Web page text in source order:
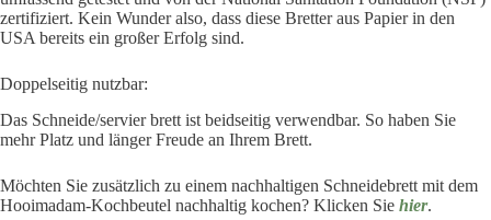
zertifiziert. Kein Wunder also, dass diese Bretter aus Papier in den
USA bereits ein großer Erfolg sind.
Doppelseitig nutzbar:
Das Schneide/servier brett ist beidseitig verwendbar. So haben Sie
mehr Platz und länger Freude an Ihrem Brett.
Möchten Sie zusätzlich zu einem nachhaltigen Schneidebrett mit dem
Hooimadam-Kochbeutel nachhaltig kochen? Klicken Sie hier.